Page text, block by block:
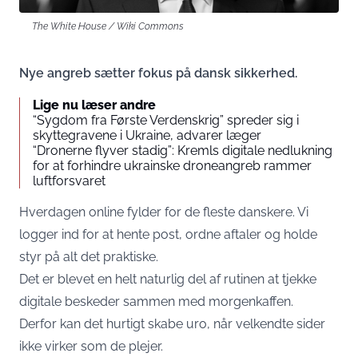
The White House / Wiki Commons
Nye angreb sætter fokus på dansk sikkerhed.
Lige nu læser andre
“Sygdom fra Første Verdenskrig” spreder sig i
skyttegravene i Ukraine, advarer læger
“Dronerne flyver stadig”: Kremls digitale nedlukning
for at forhindre ukrainske droneangreb rammer
luftforsvaret
Hverdagen online fylder for de fleste danskere. Vi
logger ind for at hente post, ordne aftaler og holde
styr på alt det praktiske.
Det er blevet en helt naturlig del af rutinen at tjekke
digitale beskeder sammen med morgenkaffen.
Derfor kan det hurtigt skabe uro, når velkendte sider
ikke virker som de plejer.